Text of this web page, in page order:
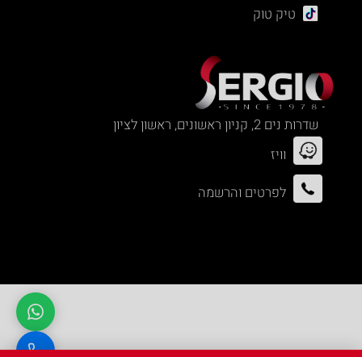
טיק טוק
שדרות נים 2, קניון ראשונים, ראשון לציון
וויז
לפרטים והרשמה